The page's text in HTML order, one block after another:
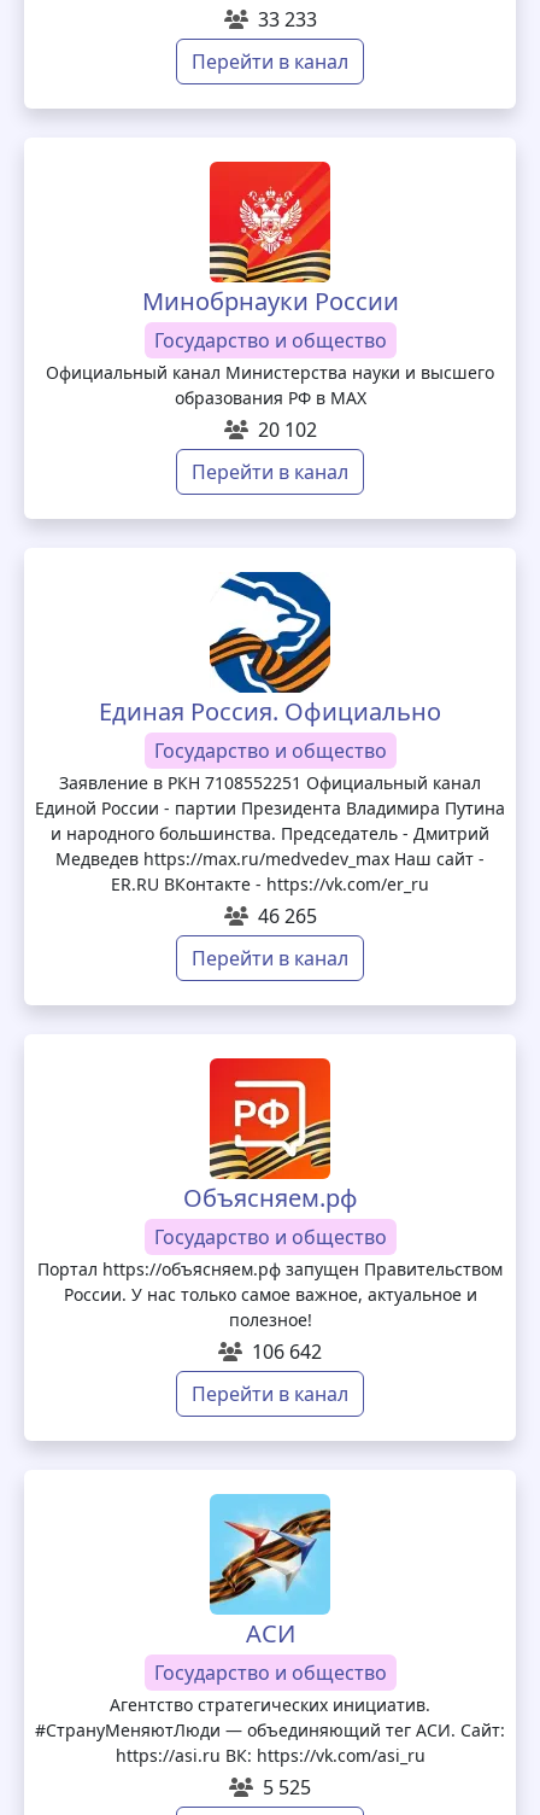
33 233
Перейти в канал
Минобрнауки России
Государство и общество
Официальный канал Министерства науки и высшего
образования РФ в МАХ
20 102
Перейти в канал
Единая Россия. Официально
Государство и общество
Заявление в РКН 7108552251 Официальный канал
Единой России - партии Президента Владимира Путина
и народного большинства. Председатель - Дмитрий
Медведев https://max.ru/medvedev_max Наш сайт -
ER.RU ВКонтакте - https://vk.com/er_ru
46 265
Перейти в канал
Объясняем.рф
Государство и общество
Портал https://объясняем.рф запущен Правительством
России. У нас только самое важное, актуальное и
полезное!
106 642
Перейти в канал
АСИ
Государство и общество
Агентство стратегических инициатив.
#СтрануМеняютЛюди — объединяющий тег АСИ. Сайт:
https://asi.ru ВК: https://vk.com/asi_ru
5 525